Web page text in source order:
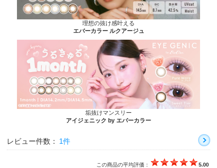
理想の抜け感叶える
エバーカラー ルクアージュ
垢抜けマンスリー
アイジェニック by エバーカラー
レビュー件数： 1件
この商品の平均評価： 5.00